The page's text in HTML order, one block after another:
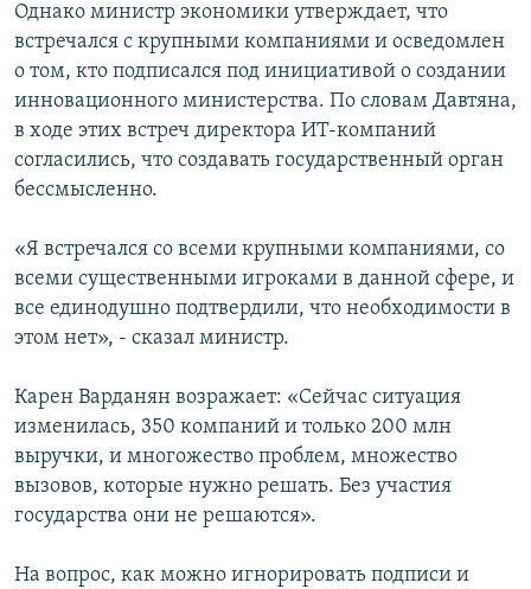
Однако министр экономики утверждает, что
встречался с крупными компаниями и осведомлен
о том, кто подписался под инициативой о создании
инновационного министерства. По словам Давтяна,
в ходе этих встреч директора ИТ-компаний
согласились, что создавать государственный орган
бессмысленно.
«Я встречался со всеми крупными компаниями, со
всеми существенными игроками в данной сфере, и
все единодушно подтвердили, что необходимости в
этом нет», - сказал министр.
Карен Варданян возражает: «Сейчас ситуация
изменилась, 350 компаний и только 200 млн
выручки, и многожество проблем, множество
вызовов, которые нужно решать. Без участия
государства они не решаются».
На вопрос, как можно игнорировать подписи и